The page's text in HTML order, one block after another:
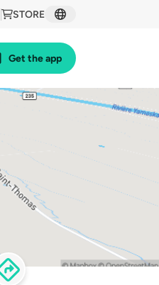
STORE
Get the app